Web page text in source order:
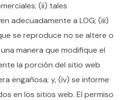
(ii) tales
adecuadamente a LOG; (iii)
se reproduce no se altere o
manera que modifique el
la porción del sitio web
engañosa; y, (iv) se informe
en los sitios web. El permiso